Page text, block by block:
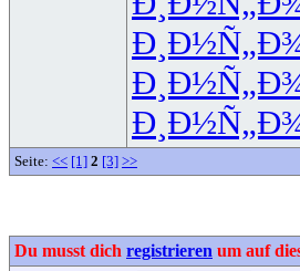
Seite: << [1] 2 [3] >>
Du musst dich registrieren um auf